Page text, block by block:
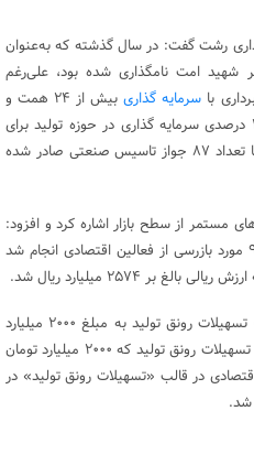
رشت گفت: در سال گذشته که به‌عنوان
شهید امت نامگذاری شده بود، علی‌رغم
سرمایه گذاری
بیش از ۲۴ همت و
اشتغالزایی ۱۰ هزار نفری شاهد رشد ۱۳۵ درصدی سرمایه گذاری در حوزه تولید برای
تحقق شعار سال بودیم که در همین راستا تعداد ۸۷ جواز تاسیس صنعتی صادر شده
مستمر از سطح بازار اشاره کرد و افزود:
در سالی که گذشت تعداد ۵۲ هزار و ۹۲۲ مورد بازرسی از فعالین اقتصادی انجام شد
مدیرکل صمت استان با اشاره به پرداخت تسهیلات رونق تولید به مبلغ ۲۰۰۰ میلیارد
تومان گفت: پرداخت کلیه منابع تخصصی تسهیلات رونق تولید که ۲۰۰۰ میلیارد تومان
بانک استان به ۱۶۰ بنگاه اقتصادی در قالب «تسهیلات رونق تولید» در
شد.